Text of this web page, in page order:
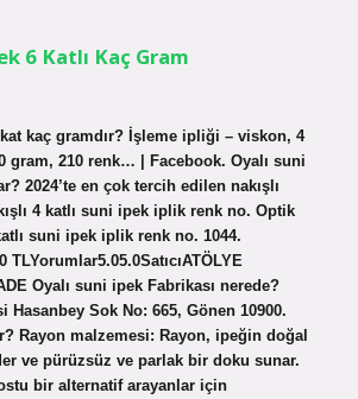
6 Katlı Kaç Gram
kaç gramdır? İşleme ipliği – viskon, 4
gram, 210 renk… | Facebook. Oyalı suni
2024’te en çok tercih edilen nakışlı
4 katlı suni ipek iplik renk no. Optik
suni ipek iplik renk no. 1044.
TLYorumlar5.05.0SatıcıATÖLYE
Oyalı suni ipek Fabrikası nerede?
Hasanbey Sok No: 665, Gönen 10900.
Rayon malzemesi: Rayon, ipeğin doğal
ve pürüzsüz ve parlak bir doku sunar.
bir alternatif arayanlar için